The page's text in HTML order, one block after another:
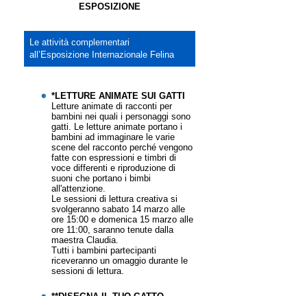
ESPOSIZIONE
Le attività complementari
all’Esposizione Internazionale Felina
*LETTURE ANIMATE SUI GATTI
Letture animate di racconti per
bambini nei quali i personaggi sono
gatti. Le letture animate portano i
bambini ad immaginare le varie
scene del racconto perché vengono
fatte con espressioni e timbri di
voce differenti e riproduzione di
suoni che portano i bimbi
all'attenzione.
Le sessioni di lettura creativa si
svolgeranno sabato 14 marzo alle
ore 15:00 e domenica 15 marzo alle
ore 11:00, saranno tenute dalla
maestra Claudia.
Tutti i bambini partecipanti
riceveranno un omaggio durante le
sessioni di lettura.